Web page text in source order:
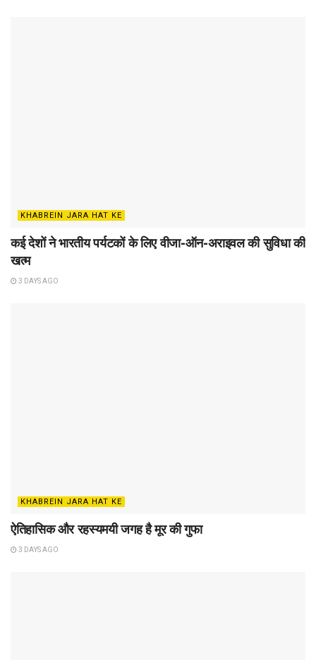
KHABREIN JARA HAT KE
कई देशों ने भारतीय पर्यटकों के लिए वीजा-ऑन-अराइवल की सुविधा की
खत्म
3 DAYS AGO
KHABREIN JARA HAT KE
ऐतिहासिक और रहस्यमयी जगह है मूर की गुफा
3 DAYS AGO